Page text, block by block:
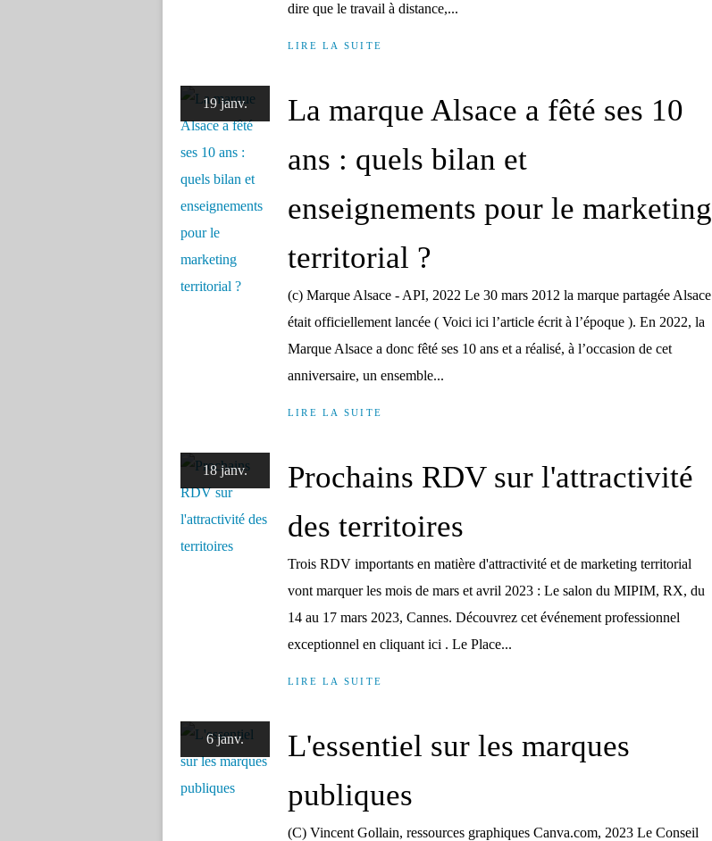
dire que le travail à distance,...
LIRE LA SUITE
19 janv.
La marque Alsace a fêté ses 10
ans : quels bilan et
enseignements pour le marketing
territorial ?
(c) Marque Alsace - API, 2022 Le 30 mars 2012 la marque partagée Alsace
était officiellement lancée ( Voici ici l’article écrit à l’époque ). En 2022, la
Marque Alsace a donc fêté ses 10 ans et a réalisé, à l’occasion de cet
anniversaire, un ensemble...
LIRE LA SUITE
18 janv.
Prochains RDV sur l'attractivité
des territoires
Trois RDV importants en matière d'attractivité et de marketing territorial
vont marquer les mois de mars et avril 2023 : Le salon du MIPIM, RX, du
14 au 17 mars 2023, Cannes. Découvrez cet événement professionnel
exceptionnel en cliquant ici . Le Place...
LIRE LA SUITE
6 janv.
L'essentiel sur les marques
publiques
(C) Vincent Gollain, ressources graphiques Canva.com, 2023 Le Conseil